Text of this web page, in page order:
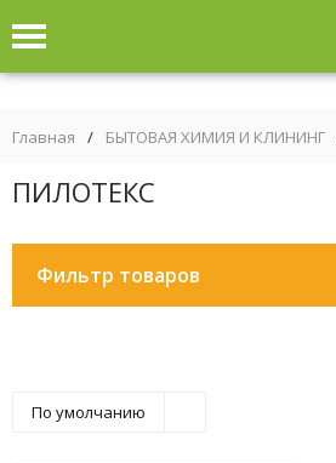
Главная / БЫТОВАЯ ХИМИЯ И КЛИНИНГ
ПИЛОТЕКС
Фильтр товаров
По умолчанию